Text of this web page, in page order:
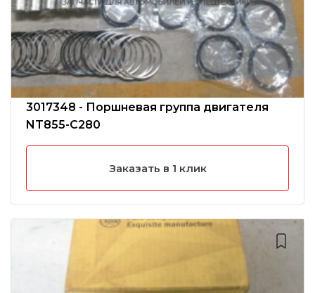
3017348 - Поршневая группа двигателя
NT855-C280
Заказать в 1 клик